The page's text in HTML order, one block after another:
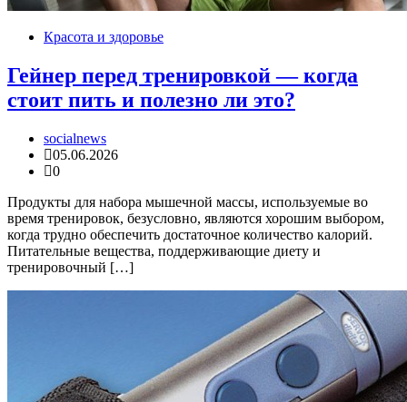
Красота и здоровье
Гейнер перед тренировкой — когда
стоит пить и полезно ли это?
socialnews
05.06.2026
0
Продукты для набора мышечной массы, используемые во
время тренировок, безусловно, являются хорошим выбором,
когда трудно обеспечить достаточное количество калорий.
Питательные вещества, поддерживающие диету и
тренировочный […]